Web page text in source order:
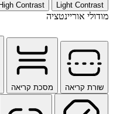
Light Contrast
High Contrast
מודולי אוריינטציה
שורת קריאה מסכת קריאה